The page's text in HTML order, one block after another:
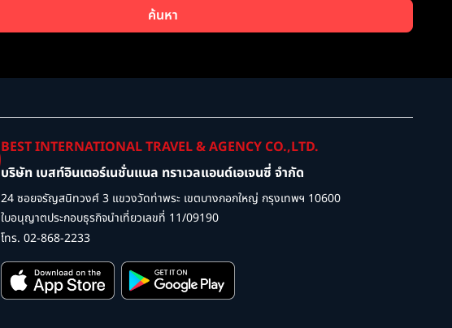
ค้นหา
BEST INTERNATIONAL TRAVEL & AGENCY CO.,LTD.
บริษัท เบสท์อินเตอร์เนชั่นแนล ทราเวลแอนด์เอเจนซี่ จำกัด
24 ซอยจรัญสนิทวงศ์ 3 แขวงวัดท่าพระ เขตบางกอกใหญ่ กรุงเทพฯ 10600
ใบอนุญาตประกอบธุรกิจนำเที่ยวเลขที่ 11/09190
โทร. 02-868-2233